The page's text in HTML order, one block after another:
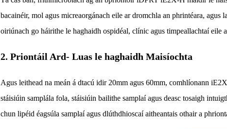
bacainéir, mol agus micreaorgánach eile ar dromchla an phrintéara, agus
oiriúnach go háirithe le haghaidh ospidéal, clínic agus timpeallachtaí eile
2. Priontáil Ard- Luas le haghaidh Maisíochta
Agus leithead na meán á dtacú idir 20mm agus 60mm, comhlíonann
stáisiúin samplála fola, stáisiúin bailithe samplaí agus deasc tosaigh
chun lipéid éagsúla samplaí agus dlúthdhioscaí aitheantais othair a